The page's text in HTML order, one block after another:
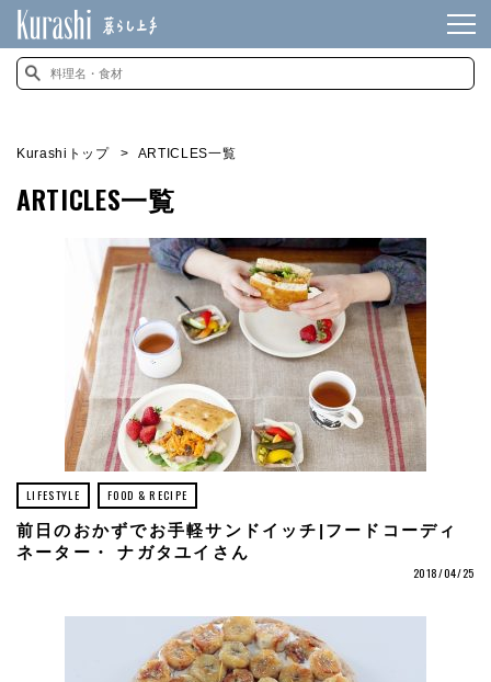
Kurashiトップ ARTICLES一覧
ARTICLES一覧
LIFESTYLE FOOD & RECIPE
前日のおかずでお手軽サンドイッチ|フードコーディ
ネーター・ ナガタユイさん
2018/04/25